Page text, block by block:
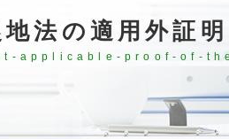
地法の適用外証明
applicable-proof-of-